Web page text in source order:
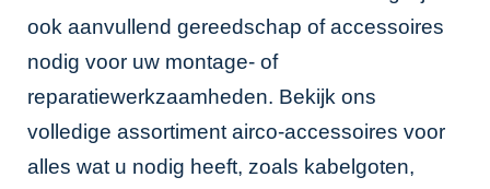
ook aanvullend gereedschap of accessoires
nodig voor uw montage- of
reparatiewerkzaamheden. Bekijk ons
volledige assortiment airco-accessoires voor
alles wat u nodig heeft, zoals kabelgoten,